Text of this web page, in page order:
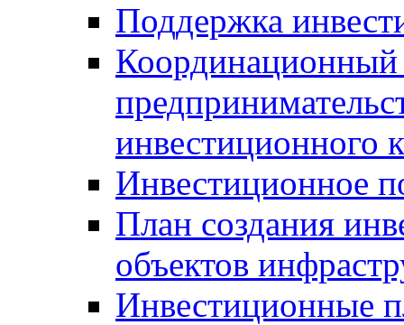
Поддержка
Координационный
инвестиционного
Инвестиционное
План создания
объектов
Инвестиционные